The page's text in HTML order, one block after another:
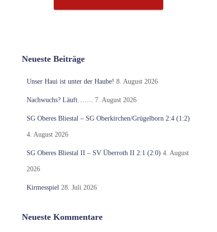
Neueste Beiträge
Unser Haui ist unter der Haube! 8. August 2026
Nachwuchs? Läuft……. 7. August 2026
SG Oberes Bliestal – SG Oberkirchen/Grügelborn 2:4 (1:2)
4. August 2026
SG Oberes Bliestal II – SV Überroth II 2:1 (2:0) 4. August
2026
Kirmesspiel 28. Juli 2026
Neueste Kommentare